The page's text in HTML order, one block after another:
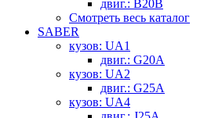
двиг.: B20B
Смотреть весь каталог
SABER
кузов: UA1
двиг.: G20A
кузов: UA2
двиг.: G25A
кузов: UA4